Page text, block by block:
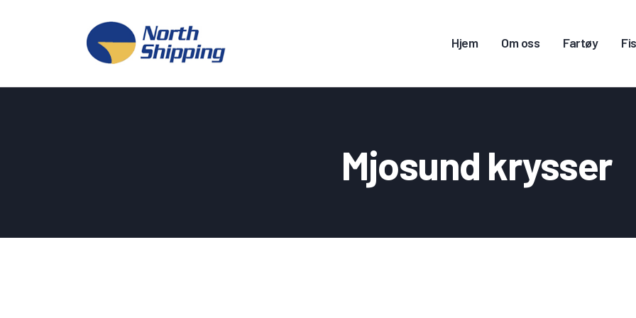
Hjem Om oss Fartøy
Mjosund krysser
KONTAKT OSS